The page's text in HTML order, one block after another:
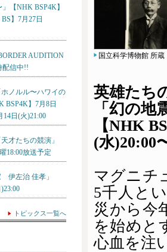
国立科学博物館 所蔵
英雄たち
「幻の
【NHK
(水)20:00
マグニチ
5千人と
災から今
を始めと
心血を注
【NHK BSP4K】
】7月27日
AUDITION
配信中!!
ノルル〜ハワイの
BSP4K】7月8日
14日(火)21:00
才たちの競演」
18:00放送予定
伊左治 佳孝」
トピックス一覧へ